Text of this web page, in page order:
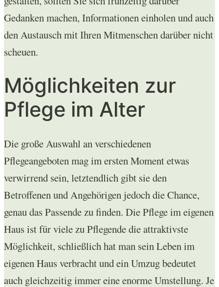
Gedanken machen, Informationen einholen und auch
den Austausch mit Ihren Mitmenschen darüber nicht
scheuen.
Möglichkeiten zur
Pflege im Alter
Die große Auswahl an verschiedenen
Pflegeangeboten mag im ersten Moment etwas
verwirrend sein, letztendlich gibt sie den
Betroffenen und Angehörigen jedoch die Chance,
genau das Passende zu finden. Die Pflege im eigenen
Haus ist für viele zu Pflegende die attraktivste
Möglichkeit, schließlich hat man sein Leben im
eigenen Haus verbracht und ein Umzug bedeutet
auch gleichzeitig immer eine enorme Umstellung. Je